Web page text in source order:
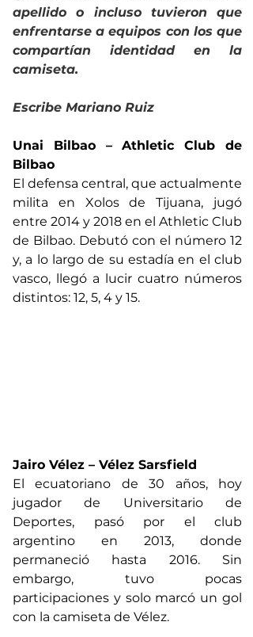
apellido o incluso tuvieron que
enfrentarse a equipos con los que
compartían identidad en la
camiseta.
Escribe Mariano Ruiz
Unai Bilbao – Athletic Club de
Bilbao
El defensa central, que actualmente
milita en Xolos de Tijuana, jugó
entre 2014 y 2018 en el Athletic Club
de Bilbao. Debutó con el número 12
y, a lo largo de su estadía en el club
vasco, llegó a lucir cuatro números
distintos: 12, 5, 4 y 15.
Jairo Vélez – Vélez Sarsfield
El ecuatoriano de 30 años, hoy
jugador de Universitario de
Deportes, pasó por el club
argentino en 2013, donde
permaneció hasta 2016. Sin
embargo, tuvo pocas
participaciones y solo marcó un gol
con la camiseta de Vélez.